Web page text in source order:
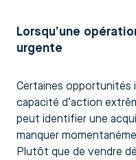
Lorsqu’une
urgente
Certaines opportunités
capacité d’action
peut identifier une
manquer
Plutôt que de vendre